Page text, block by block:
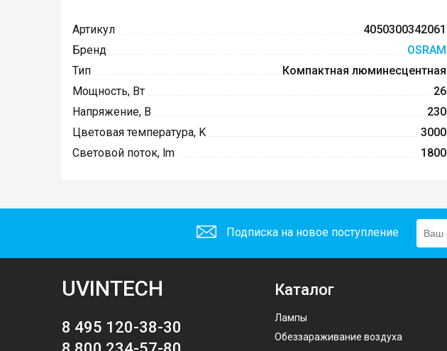
Артикул
4050300342061
Бренд
OSRAM
Тип
Компактная люминесцентная
Мощность, Вт
26
Напряжение, В
230
Цветовая температура, K
3000
Световой поток, lm
1800
Подписка на новое поступление
UVINTECH
8 495 120-38-30
Каталог
Лампы
Обеззараживание воздуха